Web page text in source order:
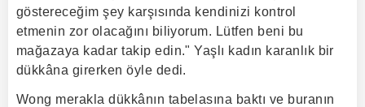
göstereceğim şey karşısında kendinizi kontrol
etmenin zor olacağını biliyorum. Lütfen beni bu
mağazaya kadar takip edin." Yaşlı kadın karanlık bir
dükkâna girerken öyle dedi.
Wong merakla dükkânın tabelasına baktı ve buranın